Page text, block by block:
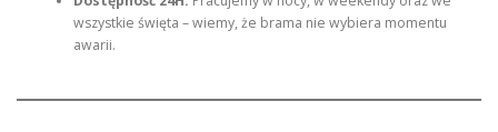
wszystkie święta – wiemy, że brama nie wybiera momentu
awarii.